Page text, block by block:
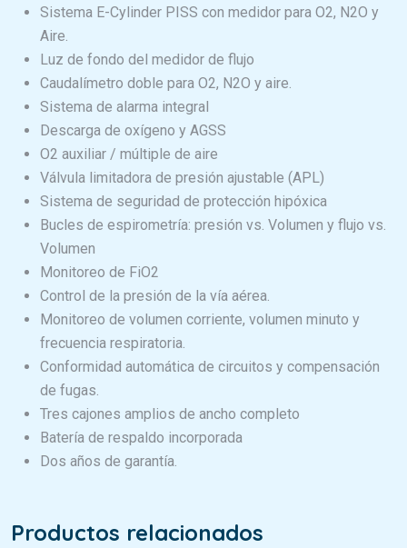
Sistema E-Cylinder PISS con medidor para O2, N2O y
Aire.
Luz de fondo del medidor de flujo
Caudalímetro doble para O2, N2O y aire.
Sistema de alarma integral
Descarga de oxígeno y AGSS
O2 auxiliar / múltiple de aire
Válvula limitadora de presión ajustable (APL)
Sistema de seguridad de protección hipóxica
Bucles de espirometría: presión vs. Volumen y flujo vs.
Volumen
Monitoreo de FiO2
Control de la presión de la vía aérea.
Monitoreo de volumen corriente, volumen minuto y
frecuencia respiratoria.
Conformidad automática de circuitos y compensación
de fugas.
Tres cajones amplios de ancho completo
Batería de respaldo incorporada
Dos años de garantía.
Productos relacionados